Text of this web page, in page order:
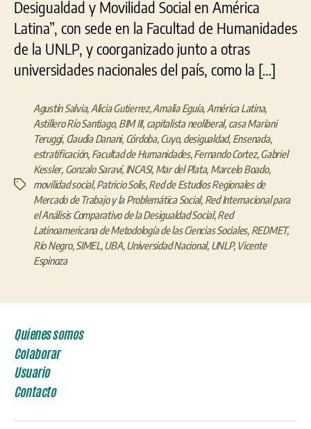
Desigualdad y Movilidad Social en América
Latina”, con sede en la Facultad de Humanidades
de la UNLP, y coorganizado junto a otras
universidades nacionales del país, como la […]
Etiquetas
Agustín Salvia, Alicia Gutierrez, Amalia Eguía, América Latina,
Astillero Río Santiago, BIM III, capitalista neoliberal, casa Mariani
Teruggi, Claudia Danani, Córdoba, Cuyo, desigualdad, Ensenada,
estratificación, Facultad de Humanidades, Fernando Cortez, Gabriel
Kessler, Gonzalo Saraví,INCASI, Mar del Plata, Marcelo Boado,
movilidad social,Patricio Solis, Red de Estudios Regionales de
Mercado de Trabajo y la Problemática Social, Red Internacional para
el Análisis Comparativo de la Desigualdad Social,Red
Latinoamericana de Metodología de las Ciencias Sociales, REDMET,
Río Negro, SIMEL UBA, Universidad Nacional, UNLP, Vicente
Espinoza
Quienes somos
Colaborar
Usuario
Contacto